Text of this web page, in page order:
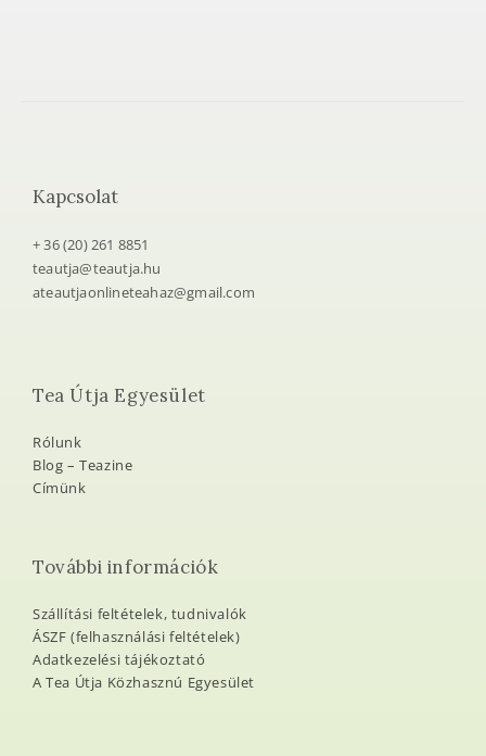
Kapcsolat
+ 36 (20) 261 8851
teautja@teautja.hu
ateautjaonlineteahaz@gmail.com
Tea Útja Egyesület
Rólunk
Blog – Teazine
Címünk
További információk
Szállítási feltételek, tudnivalók
ÁSZF (felhasználási feltételek)
Adatkezelési tájékoztató
A Tea Útja Közhasznú Egyesület